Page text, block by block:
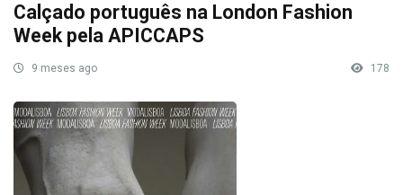
Calçado português na London Fashion
Week pela APICCAPS
9 meses ago 178